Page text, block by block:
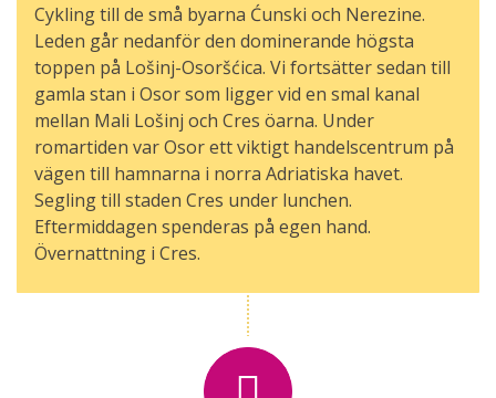
Cykling till de små byarna Ćunski och Nerezine.
Leden går nedanför den dominerande högsta
toppen på Lošinj-Osoršćica. Vi fortsätter sedan till
gamla stan i Osor som ligger vid en smal kanal
mellan Mali Lošinj och Cres öarna. Under
romartiden var Osor ett viktigt handelscentrum på
vägen till hamnarna i norra Adriatiska havet.
Segling till staden Cres under lunchen.
Eftermiddagen spenderas på egen hand.
Övernattning i Cres.